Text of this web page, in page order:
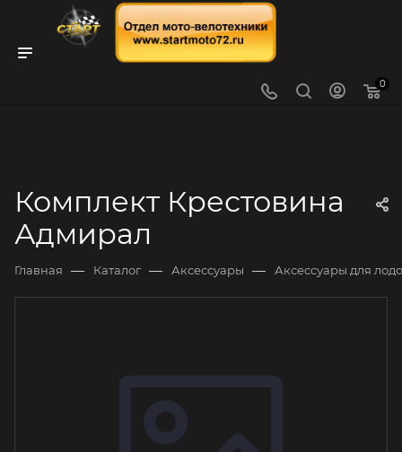
0
Комплект Крестовина
Адмирал
Главная — Каталог — Аксессуары — Аксессуары для